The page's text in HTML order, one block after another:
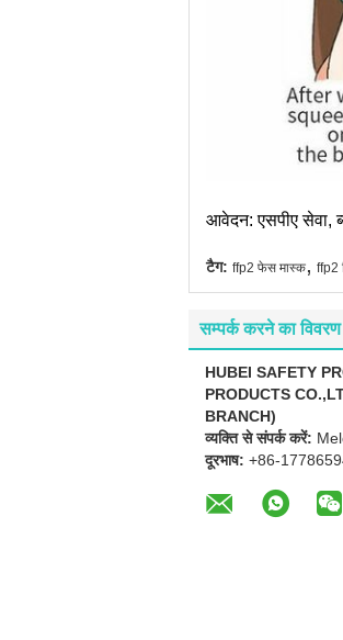
आवेदन: एसपीए सेवा,
टैग: ffp2 फेस मास्क, ffp2
सम्पर्क करने का विवरण
HUBEI SAFETY
PRODUCTS
BRANCH)
व्यक्ति से संपर्क करें:
दूरभाष: +86-